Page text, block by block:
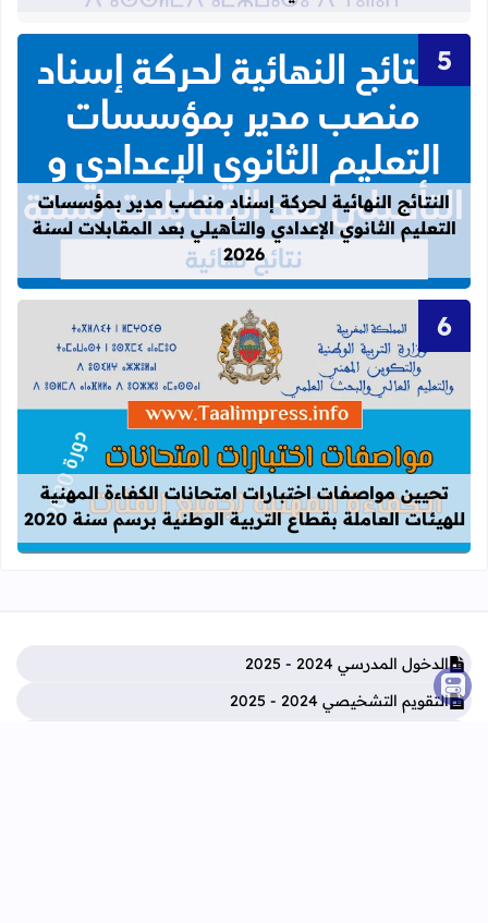
قراءة المزيد عن النتائج النهائية
النتائج النهائية لحركة إسناد منصب مدير بمؤسسات
التعليم الثانوي الإعدادي والتأهيلي بعد المقابلات لسنة
2026
قراءة المزيد عن تحيين مواصفات
تحيين مواصفات اختبارات امتحانات الكفاءة المهنية
للهيئات العاملة بقطاع التربية الوطنية برسم سنة 2020
الدخول المدرسي 2024 - 2025
التقويم التشخيصي 2024 - 2025